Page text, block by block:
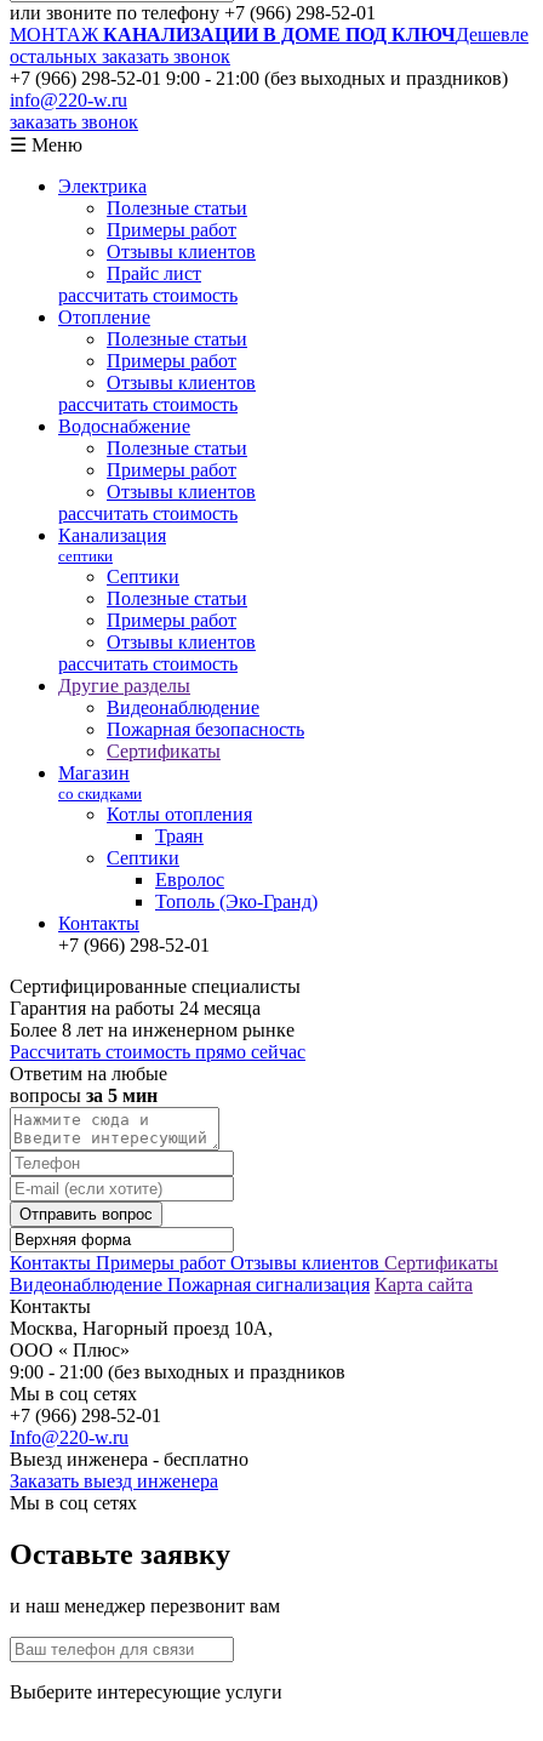
или звоните по телефону +7 (966) 298-52-01
МОНТАЖ КАНАЛИЗАЦИИ В ДОМЕ ПОД КЛЮЧДешевле
остальных заказать звонок
+7 (966) 298-52-01 9:00 - 21:00 (без выходных и праздников)
info@220-w.ru
заказать звонок
☰ Меню
Электрика
Полезные статьи
Примеры работ
Отзывы клиентов
Прайс лист
рассчитать стоимость
Отопление
Полезные статьи
Примеры работ
Отзывы клиентов
рассчитать стоимость
Водоснабжение
Полезные статьи
Примеры работ
Отзывы клиентов
рассчитать стоимость
Канализация
септики
Септики
Полезные статьи
Примеры работ
Отзывы клиентов
рассчитать стоимость
Другие разделы
Видеонаблюдение
Пожарная безопасность
Сертификаты
Магазин
со скидками
Котлы отопления
Траян
Септики
Евролос
Тополь (Эко-Гранд)
Контакты
+7 (966) 298-52-01
Сертифицированные специалисты
Гарантия на работы 24 месяца
Более 8 лет на инженерном рынке
Рассчитать стоимость прямо сейчас
Ответим на любые
вопросы за 5 мин
Отправить вопрос
Контакты Примеры работ Отзывы клиентов Сертификаты
Видеонаблюдение Пожарная сигнализация Карта сайта
Контакты
Москва, Нагорный проезд 10А,
ООО « Плюс»
9:00 - 21:00 (без выходных и праздников
Мы в соц сетях
+7 (966) 298-52-01
Info@220-w.ru
Выезд инженера - бесплатно
Заказать выезд инженера
Мы в соц сетях
Оставьте заявку
и наш менеджер перезвонит вам
Выберите интересующие услуги